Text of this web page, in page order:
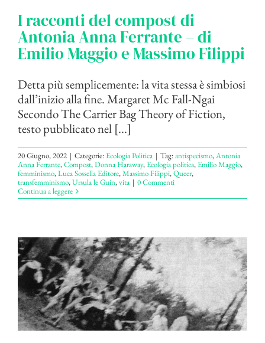
I racconti del compost di
Antonia Anna Ferrante – di
Emilio Maggio e Massimo Filippi
Detta più semplicemente: la vita stessa è simbiosi
dall’inizio alla fine. Margaret Mc Fall-Ngai
Secondo The Carrier Bag Theory of Fiction,
testo pubblicato nel [...]
20 Giugno, 2022 | Categorie:Ecologia Politica | Tag:antispecismo,Antonia
Anna Ferrante,Compost,Donna Haraway,Ecologia politica,Emilio Maggio,
femminismo,Luca Sossella Editore,Massimo Filippi,Queer,
transfemminismo,Ursula le Guin,vita | 0 Commenti
Continua a leggere